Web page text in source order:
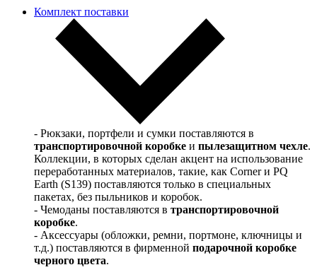
Комплект поставки
- Рюкзаки, портфели и сумки поставляются в
транспортировочной коробке и пылезащитном чехле.
Коллекции, в которых сделан акцент на использование
переработанных материалов, такие, как Corner и PQ
Earth (S139) поставляются только в специальных
пакетах, без пыльников и коробок.
- Чемоданы поставляются в транспортировочной
коробке.
- Аксессуары (обложки, ремни, портмоне, ключницы и
т.д.) поставляются в фирменной подарочной коробке
черного цвета.